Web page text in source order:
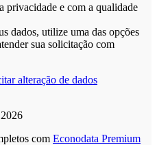
privacidade e com a qualidade
dados, utilize uma das opções
sua solicitação com
alteração de dados
com Econodata Premium